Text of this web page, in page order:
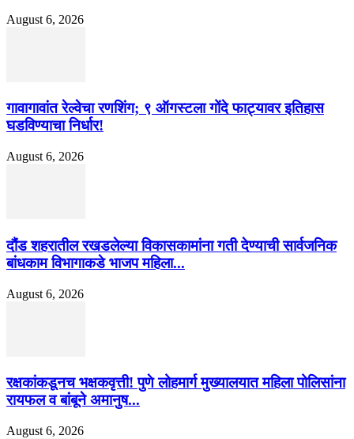
August 6, 2026
गावागावांत रेल्वेचा रणशिंग; ९ ऑगस्टला गोंदे फाट्यावर इतिहास
घडविण्याचा निर्धार!
August 6, 2026
दौंड शहरातील रखडलेल्या विकासकामांना गती देण्याची सार्वजनिक
बांधकाम विभागाकडे भाजप महिला...
August 6, 2026
रक्षकांकडूनच भक्षकवृत्ती! पुणे लोहमार्ग मुख्यालयात महिला पोलिसांना
रायफल व बांबूने अमानुष...
August 6, 2026